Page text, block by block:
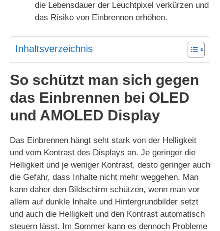
die Lebensdauer der Leuchtpixel verkürzen und
das Risiko von Einbrennen erhöhen.
Inhaltsverzeichnis
So schützt man sich gegen
das Einbrennen bei OLED
und AMOLED Display
Das Einbrennen hängt seht stark von der Helligkeit
und vom Kontrast des Displays an. Je geringer die
Helligkeit und je weniger Kontrast, desto geringer auch
die Gefahr, dass Inhalte nicht mehr weggehen. Man
kann daher den Bildschirm schützen, wenn man vor
allem auf dunkle Inhalte und Hintergrundbilder setzt
und auch die Helligkeit und den Kontrast automatisch
steuern lässt. Im Sommer kann es dennoch Probleme